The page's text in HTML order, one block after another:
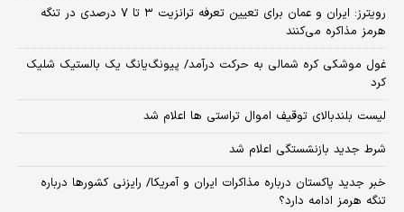
رویترز: ایران و عمان برای تعیین تعرفه ترانزیت ۳ تا ۷ درصدی در تنگه
هرمز مذاکره می‌کنند
غول موشکی کره شمالی به حرکت درآمد/ پیونگ‌یانگ یک بالستیک شلیک
کرد
لیست بلندبالای توقیف اموال تراستی ها اعلام شد
شرط جدید بازنشستگی اعلام شد
خبر جدید پاکستان درباره مذاکرات ایران و آمریکا/ رایزنی کشورها درباره
تنگه هرمز ادامه دارد؟